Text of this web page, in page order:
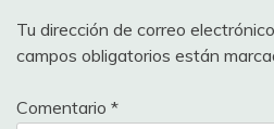
Tu dirección de correo
campos obligatorios están
Comentario *